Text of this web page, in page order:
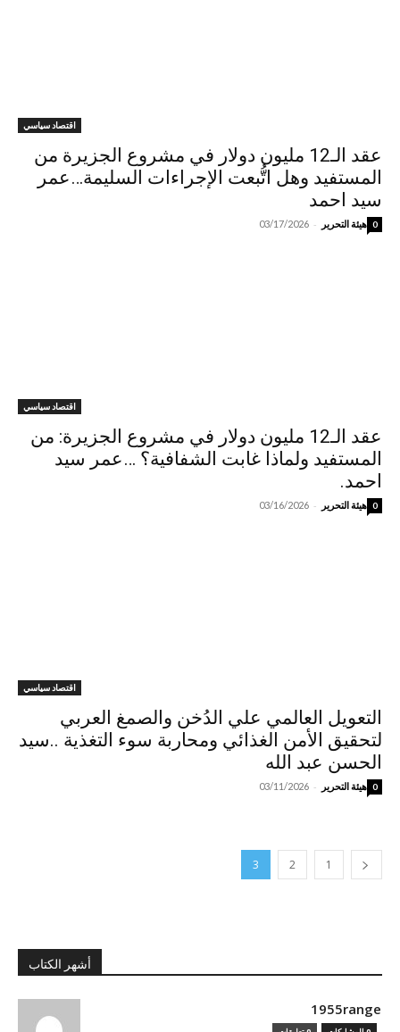
اقتصاد سياسي
عقد الـ12 مليون دولار في مشروع الجزيرة من
المستفيد وهل اتُّبعت الإجراءات السليمة…عمر
سيد احمد
هيئة التحرير -
03/17/2026 0
اقتصاد سياسي
عقد الـ12 مليون دولار في مشروع الجزيرة: من
المستفيد ولماذا غابت الشفافية؟ …عمر سيد
احمد.
هيئة التحرير -
03/16/2026 0
اقتصاد سياسي
التعويل العالمي علي الدُخن والصمغ العربي
لتحقيق الأمن الغذائي ومحاربة سوء التغذية ..سيد
الحسن عبد الله
هيئة التحرير -
03/11/2026 0
1
2
3
أشهر الكتاب
1955range